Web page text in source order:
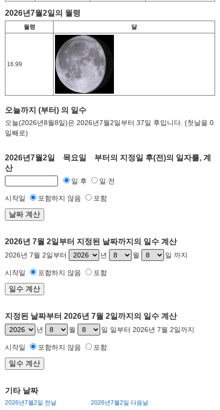
2026년7월2일의 월령
월령 달
16.99
오늘까지 (부터) 의 일수
오늘(2026년8월8일)은 2026년7월2일부터 37일 후입니다. (첫날을 0
일째로)
2026년7월2일 목요일 부터의 지정일 후(전)의 일자를, 계
산
일 후 일 전
시작일 포함하지 않음 포함
2026년 7월 2일부터 지정된 날짜까지의 일수 계산
2026년 7월 2일부터 년 월 일 까지
시작일 포함하지 않음 포함
지정된 날짜부터 2026년 7월 2일까지의 일수 계산
년 월 일 일부터 2026년 7월 2일까지
시작일 포함하지 않음 포함
기타 날짜
2026년7월2일 전날
2026년7월2일 다음날